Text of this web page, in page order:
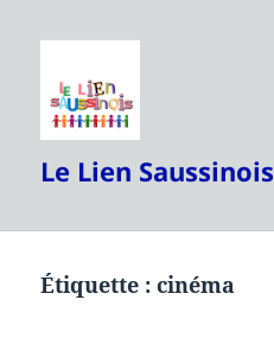
Le Lien Saussinois
Étiquette :cinéma